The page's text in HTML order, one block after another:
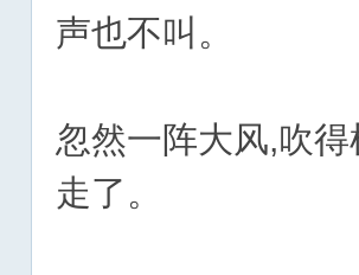
声也不叫。
忽然一阵大风,吹
走了。